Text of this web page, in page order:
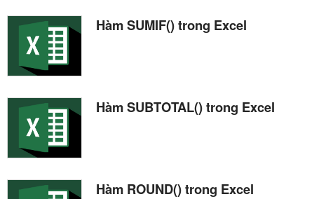
Hàm SUMIF() trong Excel
Hàm SUBTOTAL() trong Excel
Hàm ROUND() trong Excel